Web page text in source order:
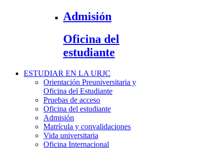
Admisión
Oficina del
estudiante
ESTUDIAR EN LA URJC
Orientación Preuniversitaria y
Oficina del Estudiante
Pruebas de acceso
Oficina del estudiante
Admisión
Matrícula y convalidaciones
Vida universitaria
Oficina Internacional